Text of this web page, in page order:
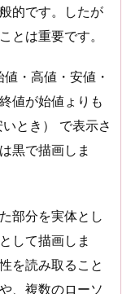
的です。したが
とは重要です。
・高値・安値・
値が始値ょりも
とき） で表示さ
黒で描画しま
部分を実体とし
して描画しま
を読み取ること
、複数のローソ